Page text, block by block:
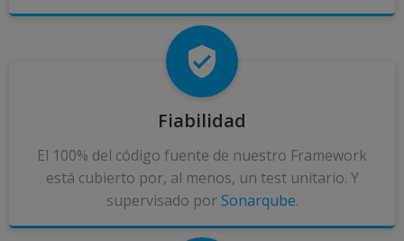
Fiabilidad
El 100% del código fuente de nuestro Framework
está cubierto por, al menos, un test unitario. Y
supervisado porSonarqube.